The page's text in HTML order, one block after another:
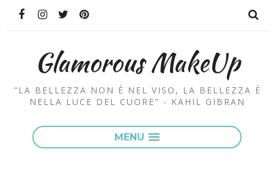
Glamorous MakeUp
"LA BELLEZZA NON È NEL VISO, LA BELLEZZA È
NELLA LUCE DEL CUORE" - KAHIL GIBRAN
MENU